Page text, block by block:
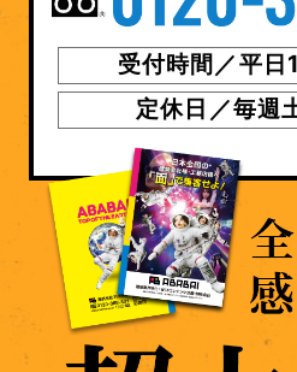
受付時間／平
定休日／毎週